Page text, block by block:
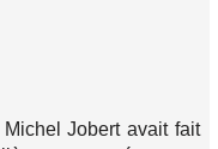
Jobert avait fait